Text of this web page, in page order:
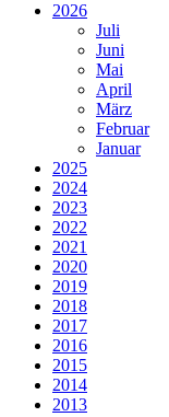
2026
Juli
Juni
Mai
April
März
Februar
Januar
2025
2024
2023
2022
2021
2020
2019
2018
2017
2016
2015
2014
2013